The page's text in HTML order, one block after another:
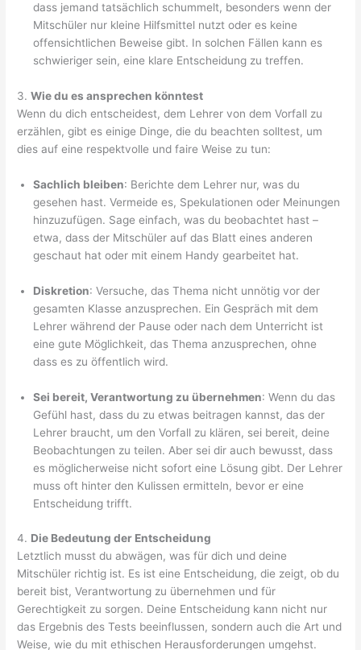
dass jemand tatsächlich schummelt, besonders wenn der
Mitschüler nur kleine Hilfsmittel nutzt oder es keine
offensichtlichen Beweise gibt. In solchen Fällen kann es
schwieriger sein, eine klare Entscheidung zu treffen.
3.Wie du es ansprechen könntest
Wenn du dich entscheidest, dem Lehrer von dem Vorfall zu
erzählen, gibt es einige Dinge, die du beachten solltest, um
dies auf eine respektvolle und faire Weise zu tun:
Sachlich bleiben: Berichte dem Lehrer nur, was du
gesehen hast. Vermeide es, Spekulationen oder Meinungen
hinzuzufügen. Sage einfach, was du beobachtet hast –
etwa, dass der Mitschüler auf das Blatt eines anderen
geschaut hat oder mit einem Handy gearbeitet hat.
Diskretion: Versuche, das Thema nicht unnötig vor der
gesamten Klasse anzusprechen. Ein Gespräch mit dem
Lehrer während der Pause oder nach dem Unterricht ist
eine gute Möglichkeit, das Thema anzusprechen, ohne
dass es zu öffentlich wird.
Sei bereit, Verantwortung zu übernehmen: Wenn du das
Gefühl hast, dass du zu etwas beitragen kannst, das der
Lehrer braucht, um den Vorfall zu klären, sei bereit, deine
Beobachtungen zu teilen. Aber sei dir auch bewusst, dass
es möglicherweise nicht sofort eine Lösung gibt. Der Lehrer
muss oft hinter den Kulissen ermitteln, bevor er eine
Entscheidung trifft.
4. Die Bedeutung der Entscheidung
Letztlich musst du abwägen, was für dich und deine
Mitschüler richtig ist. Es ist eine Entscheidung, die zeigt, ob du
bereit bist, Verantwortung zu übernehmen und für
Gerechtigkeit zu sorgen. Deine Entscheidung kann nicht nur
das Ergebnis des Tests beeinflussen, sondern auch die Art und
Weise, wie du mit ethischen Herausforderungen umgehst.